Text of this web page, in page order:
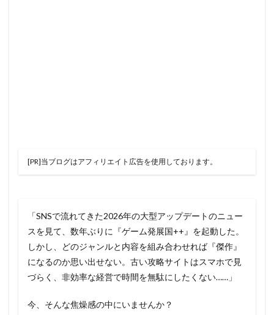
[PR]当ブログはアフィリエイト広告を使用しております。
「SNSで流れてきた2026年の大型アップデートのニュー
スを見て、数年ぶりに『ゲーム発展国++』を起動した。
しかし、どのジャンルと内容を組み合わせれば『傑作』
になるのか思い出せない。古い攻略サイトはスマホで見
づらく、非効率な経営で時間を無駄にしたくない……」
今、そんな焦燥感の中にいませんか？